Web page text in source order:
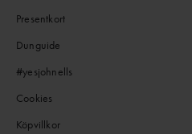
Presentkort
Dunguide
#yesjohnells
Cookies
Köpvillkor